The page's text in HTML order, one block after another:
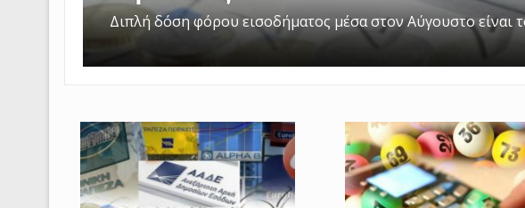
Διπλή δόση φόρου εισοδήματος μέσα στον Αύγουστο είναι